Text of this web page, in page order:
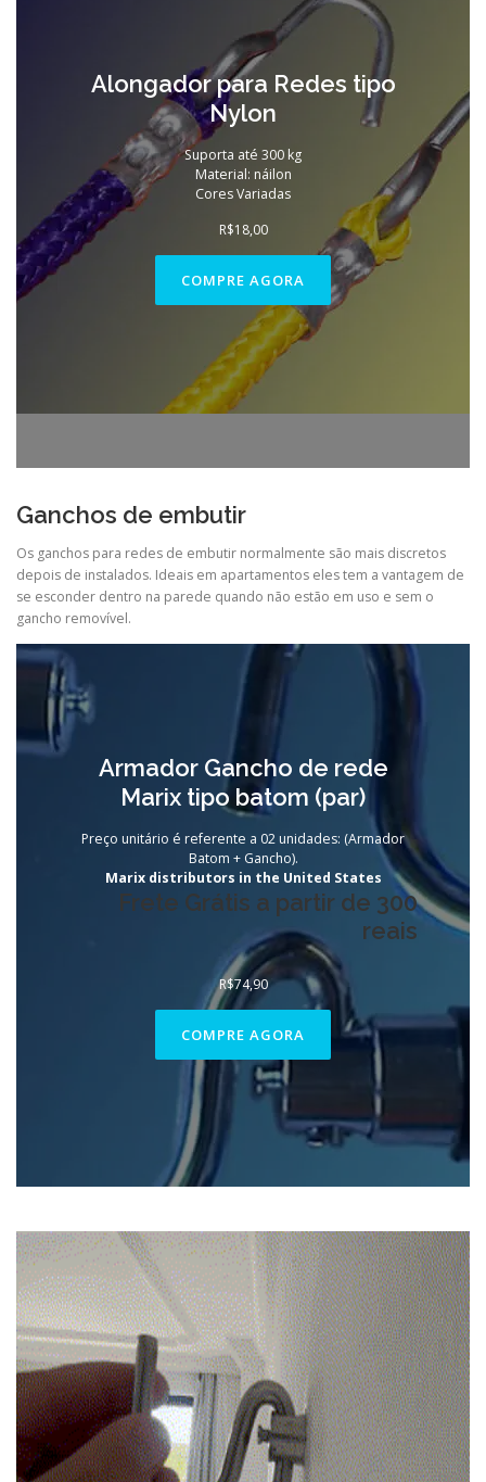
Alongador para Redes tipo
Nylon
Suporta até 300 kg
Material: náilon
Cores Variadas
R$18,00
COMPRE AGORA
Ganchos de embutir
Os ganchos para redes de embutir normalmente são mais discretos
depois de instalados. Ideais em apartamentos eles tem a vantagem de
se esconder dentro na parede quando não estão em uso e sem o
gancho removível.
Armador Gancho de rede
Marix tipo batom (par)
Preço unitário é referente a 02 unidades: (Armador
Batom + Gancho).
Marix distributors in the United States
Frete Grátis a partir de 300
reais
R$74,90
COMPRE AGORA